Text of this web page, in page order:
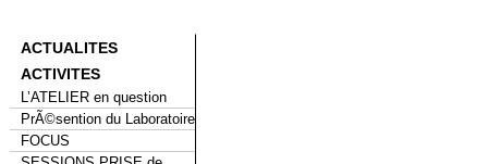
ACTUALITES
ACTIVITES
L’ATELIER en question
PrÃ©sention du Laboratoire
FOCUS